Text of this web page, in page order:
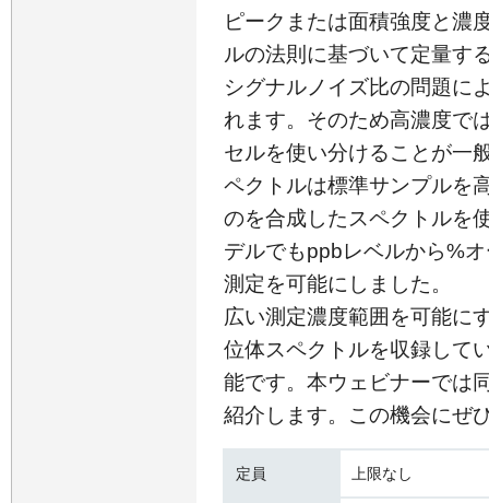
ピークまたは面積強度と濃
ルの法則に基づいて定量す
シグナルノイズ比の問題に
れます。そのため高濃度で
セルを使い分けることが一
ペクトルは標準サンプルを
のを合成したスペクトルを
デルでもppbレベルから%
測定を可能にしました。
広い測定濃度範囲を可能に
位体スペクトルを収録して
能です。本ウェビナーでは
紹介します。この機会にぜ
定員 上限なし